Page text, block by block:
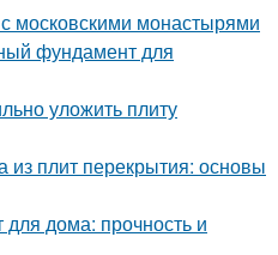
московскими монастырями
фундамент для
уложить плиту
плит перекрытия: основы
дома: прочность и